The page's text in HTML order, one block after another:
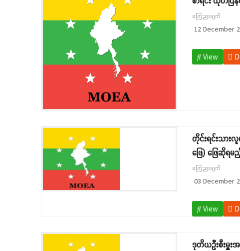
ကြေညာချက်
12 December
View
တိုင်းရင်းသား
ဖြေ) ဖြေဆိုရ
ကြေညာချက်
03 December
View
ဒုတိယဦးစီးမှူး